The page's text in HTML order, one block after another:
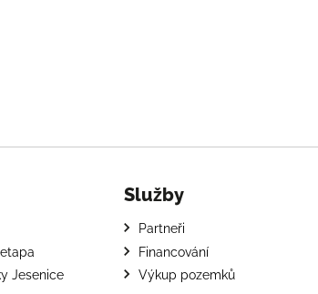
Jesenice
Služby
Partneři
Financování
Výkup pozemků